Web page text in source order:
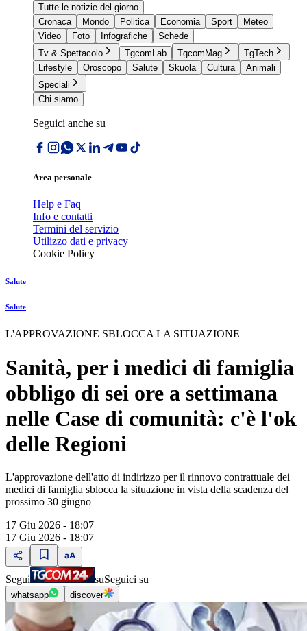
Tutte le notizie del giorno
Cronaca
Mondo Politica Economia Sport
Meteo
Video
Foto Infografiche
Schede
Tv & Spettacolo
TgcomLab TgcomMag
TgTech
Lifestyle
Oroscopo Salute Skuola Cultura
Animali
Speciali
Chi siamo
Seguici anche su
Area personale
Help e Faq
Info e contatti
Termini del servizio
Utilizzo dati e privacy
Cookie Policy
Salute
Salute
L'APPROVAZIONE SBLOCCA LA SITUAZIONE
Sanità, per i medici di famiglia
obbligo di sei ore a settimana
nelle Case di comunità: c'è l'ok
delle Regioni
L'approvazione dell'atto di indirizzo per il rinnovo contrattuale dei
medici di famiglia sblocca la situazione in vista della scadenza del
prossimo 30 giugno
17 Giu 2026 - 18:07
17 Giu 2026 - 18:07
Segui suSeguici su
whatsapp discover